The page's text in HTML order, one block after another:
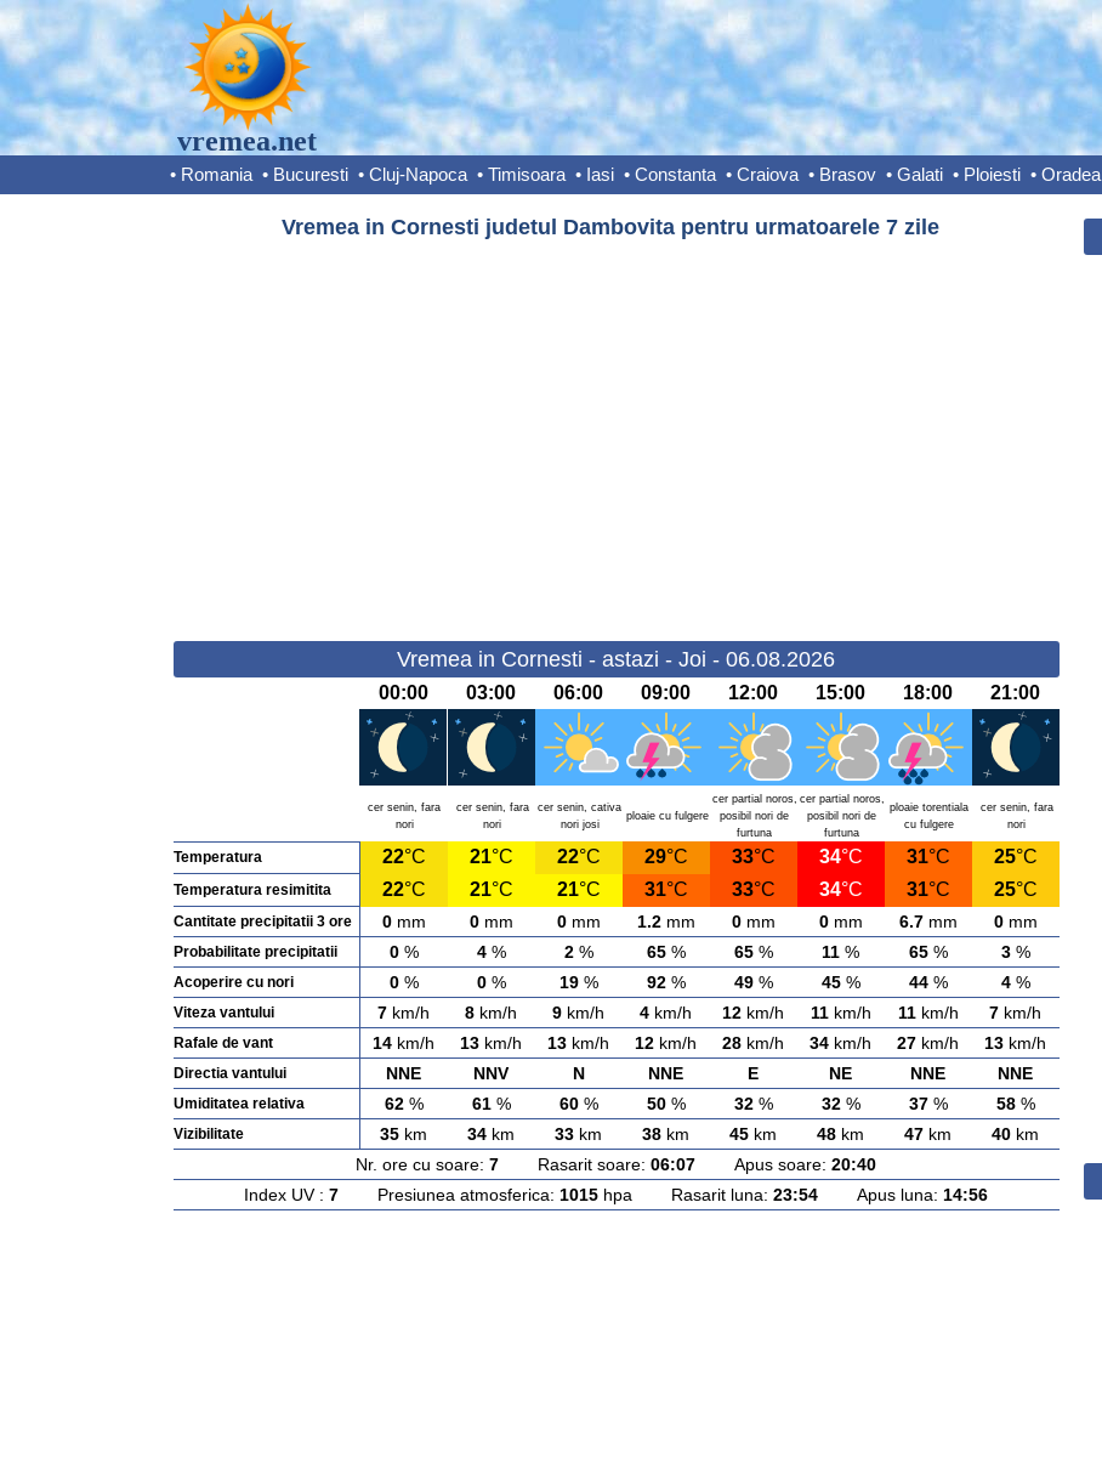
vremea.net
• Romania • Bucuresti • Cluj-Napoca • Timisoara • Iasi • Constanta • Craiova • Brasov • Galati • Ploiesti • Oradea
Vremea in Cornesti judetul Dambovita pentru urmatoarele 7 zile
Vremea in Cornesti - astazi - Joi - 06.08.2026
00:00 03:00 06:00 09:00 12:00 15:00 18:00 21:00
cer senin, fara
nori
cer senin, fara
nori
cer senin, cativa
nori josi
ploaie cu fulgere
cer partial noros,
posibil nori de
furtuna
cer partial noros,
posibil nori de
furtuna
ploaie torentiala
cu fulgere
cer senin, fara
nori
Temperatura 22°C 21°C 22°C 29°C 33°C 34°C 31°C 25°C
Temperatura resimitita 22°C 21°C 21°C 31°C 33°C 34°C 31°C 25°C
Cantitate precipitatii 3 ore 0mm 0mm 0mm 1.2mm 0mm 0mm 6.7mm 0mm
Probabilitate precipitatii 0% 4% 2% 65% 65% 11 % 65% 3%
Acoperire cu nori 0% 0% 19% 92% 49% 45% 44% 4%
Viteza vantului 7 km/h 8 km/h 9 km/h 4 km/h 12 km/h 11km/h 11km/h 7 km/h
Rafale de vant 14 km/h 13 km/h 13 km/h 12 km/h 28 km/h 34 km/h 27 km/h 13 km/h
Directia vantului NNE NNV N NNE E NE NNE NNE
Umiditatea relativa 62% 61% 60% 50% 32% 32% 37% 58%
Vizibilitate 35 km 34 km 33 km 38 km 45 km 48 km 47 km 40 km
Nr. ore cu soare: 7 Rasarit soare: 06:07 Apus soare: 20:40
Index UV : 7 Presiunea atmosferica: 1015 hpa Rasarit luna: 23:54 Apus luna: 14:56